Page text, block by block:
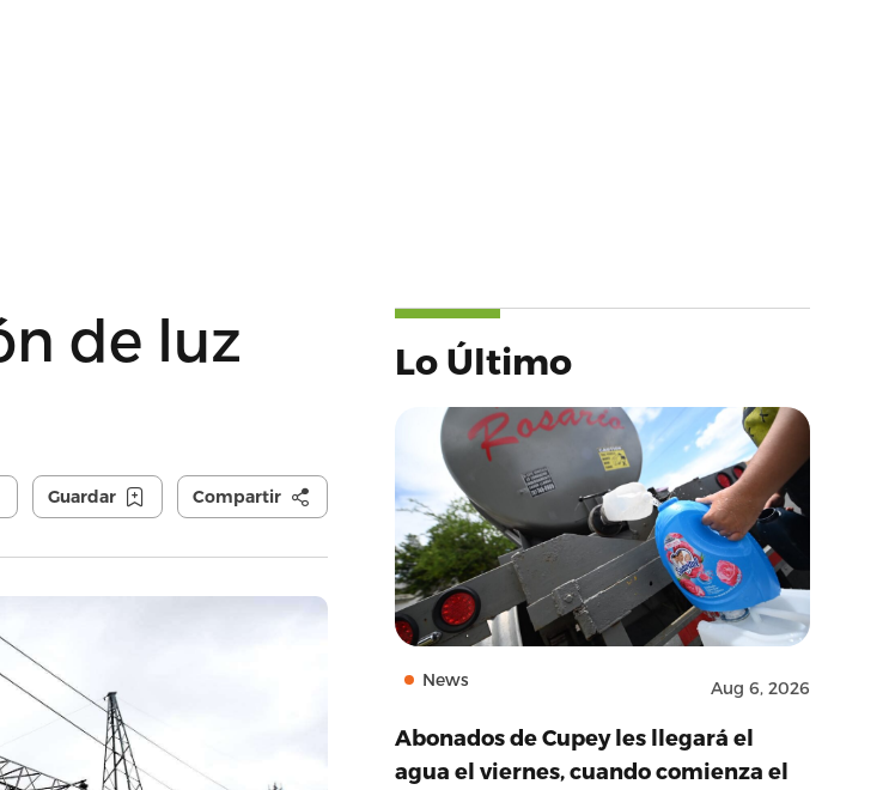
de luz
Guardar Compartir
Lo Último
News Aug 6, 2026
Abonados de Cupey les llegará el
agua el viernes, cuando comienza el